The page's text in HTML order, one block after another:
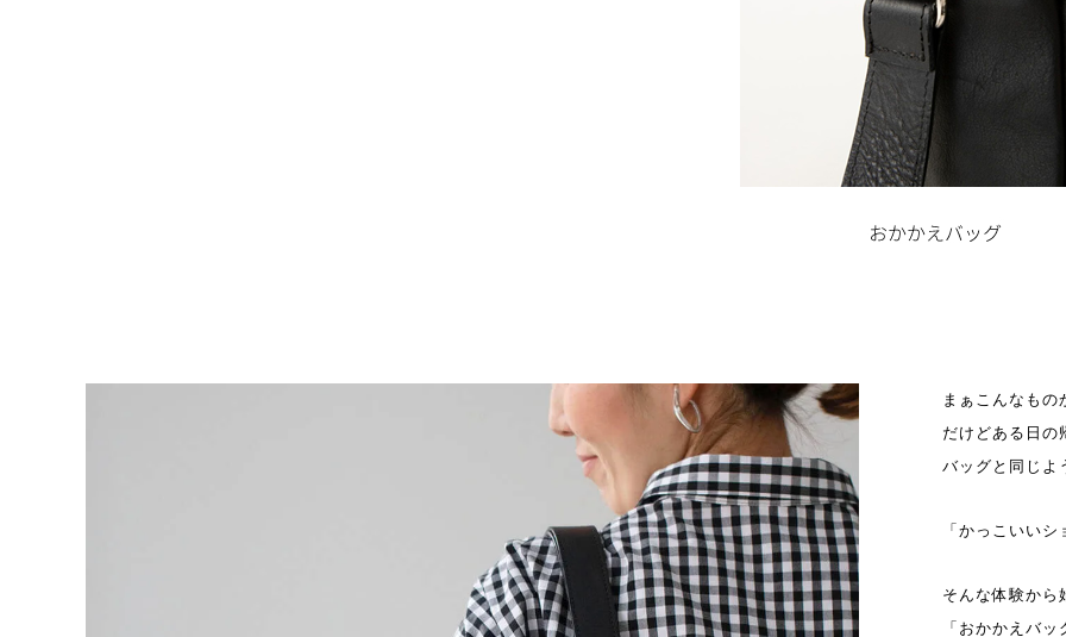
まぁこんなもの
だけどある日の
バッグと同じよ
「かっこいい
そんな体験から
「おかかえバッ